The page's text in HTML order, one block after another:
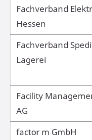
Fachverband
Hessen
Fachverband
Lagerei
Facility
AG
factor m GmbH